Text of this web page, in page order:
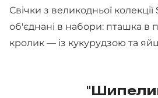
Свічки з великодньої
об'єднані в набори: пташка в
кролик — із кукурудзою та